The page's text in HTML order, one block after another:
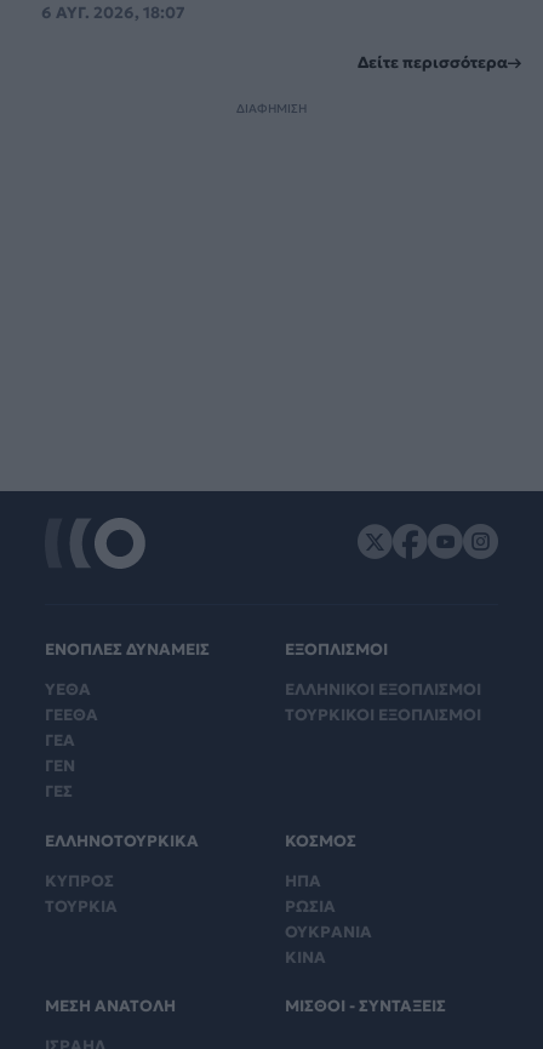
6 ΑΥΓ. 2026, 18:07
Δείτε περισσότερα
ΔΙΑΦΗΜΙΣΗ
ΕΝΟΠΛΕΣ ΔΥΝΑΜΕΙΣ
ΥΕΘΑ
ΓΕΕΘΑ
ΓΕΑ
ΓΕΝ
ΓΕΣ
ΕΞΟΠΛΙΣΜΟΙ
ΕΛΛΗΝΙΚΟΙ ΕΞΟΠΛΙΣΜΟΙ
ΤΟΥΡΚΙΚΟΙ ΕΞΟΠΛΙΣΜΟΙ
ΕΛΛΗΝΟΤΟΥΡΚΙΚΑ
ΚΥΠΡΟΣ
ΤΟΥΡΚΙΑ
ΚΟΣΜΟΣ
ΗΠΑ
ΡΩΣΙΑ
ΟΥΚΡΑΝΙΑ
ΚΙΝΑ
ΜΕΣΗ ΑΝΑΤΟΛΗ
ΜΙΣΘΟΙ - ΣΥΝΤΑΞΕΙΣ